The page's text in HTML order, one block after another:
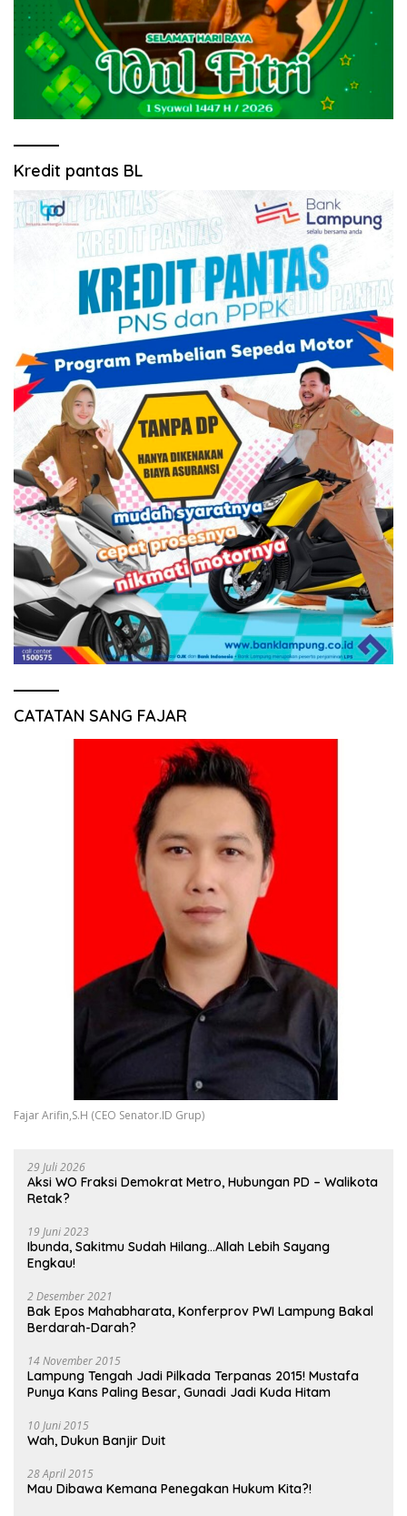
Kredit pantas BL
CATATAN SANG FAJAR
Fajar Arifin,S.H (CEO Senator.ID Grup)
29 Juli 2026
Aksi WO Fraksi Demokrat Metro, Hubungan PD – Walikota
Retak?
19 Juni 2023
Ibunda, Sakitmu Sudah Hilang…Allah Lebih Sayang
Engkau!
2 Desember 2021
Bak Epos Mahabharata, Konferprov PWI Lampung Bakal
Berdarah-Darah?
14 November 2015
Lampung Tengah Jadi Pilkada Terpanas 2015! Mustafa
Punya Kans Paling Besar, Gunadi Jadi Kuda Hitam
10 Juni 2015
Wah, Dukun Banjir Duit
28 April 2015
Mau Dibawa Kemana Penegakan Hukum Kita?!